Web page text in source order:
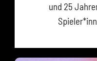
und 25